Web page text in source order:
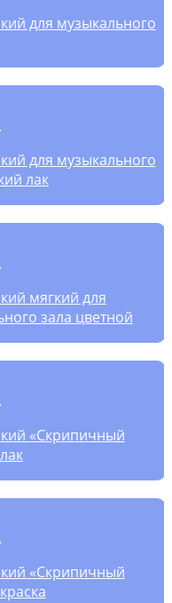
для музыкального
для музыкального
лак
мягкий для
зала цветной
«Скрипичный
«Скрипичный